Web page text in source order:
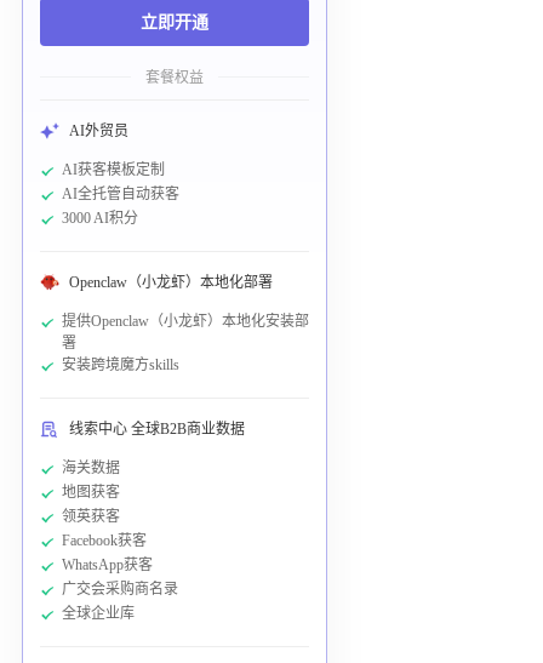
立即开通
套餐权益
AI外贸员
AI获客模板定制
AI全托管自动获客
3000 AI积分
Openclaw（小龙虾）本地化部署
提供Openclaw（小龙虾）本地化安装部
署
安装跨境魔方skills
线索中心 全球B2B商业数据
海关数据
地图获客
领英获客
Facebook获客
WhatsApp获客
广交会采购商名录
全球企业库